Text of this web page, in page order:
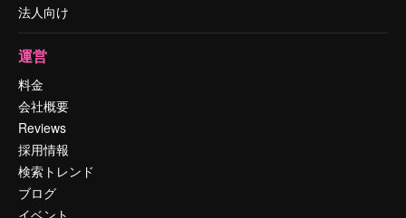
法人向け
運営
料金
会社概要
Reviews
採用情報
検索トレンド
ブログ
イベント